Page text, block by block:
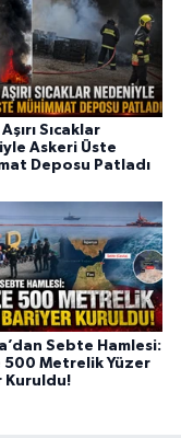
Sıcaklar
Askeri Üste
Deposu Patladı
Sebte Hamlesi:
500 Metrelik Yüzer
Kuruldu!